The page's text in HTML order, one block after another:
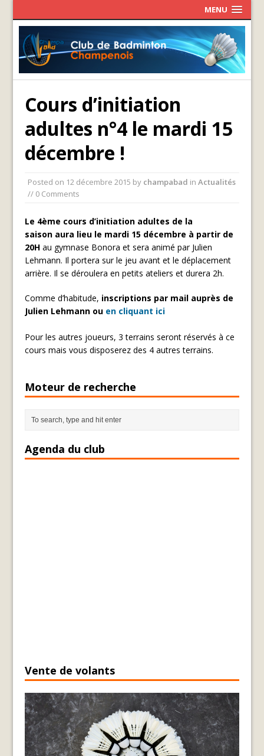
MENU
Cours d’initiation
adultes n°4 le mardi 15
décembre !
Posted on 12 décembre 2015 by champabad inActualités
// 0 Comments
Le 4ème cours d’initiation adultes de la
saison aura lieu le mardi 15 décembre à partir de
20H au gymnase Bonora et sera animé par Julien
Lehmann. Il portera sur le jeu avant et le déplacement
arrière. Il se déroulera en petits ateliers et durera 2h.
Comme d’habitude, inscriptions par mail auprès de
Julien Lehmann ou en cliquant ici
Pour les autres joueurs, 3 terrains seront réservés à ce
cours mais vous disposerez des 4 autres terrains.
Moteur de recherche
Agenda du club
Vente de volants